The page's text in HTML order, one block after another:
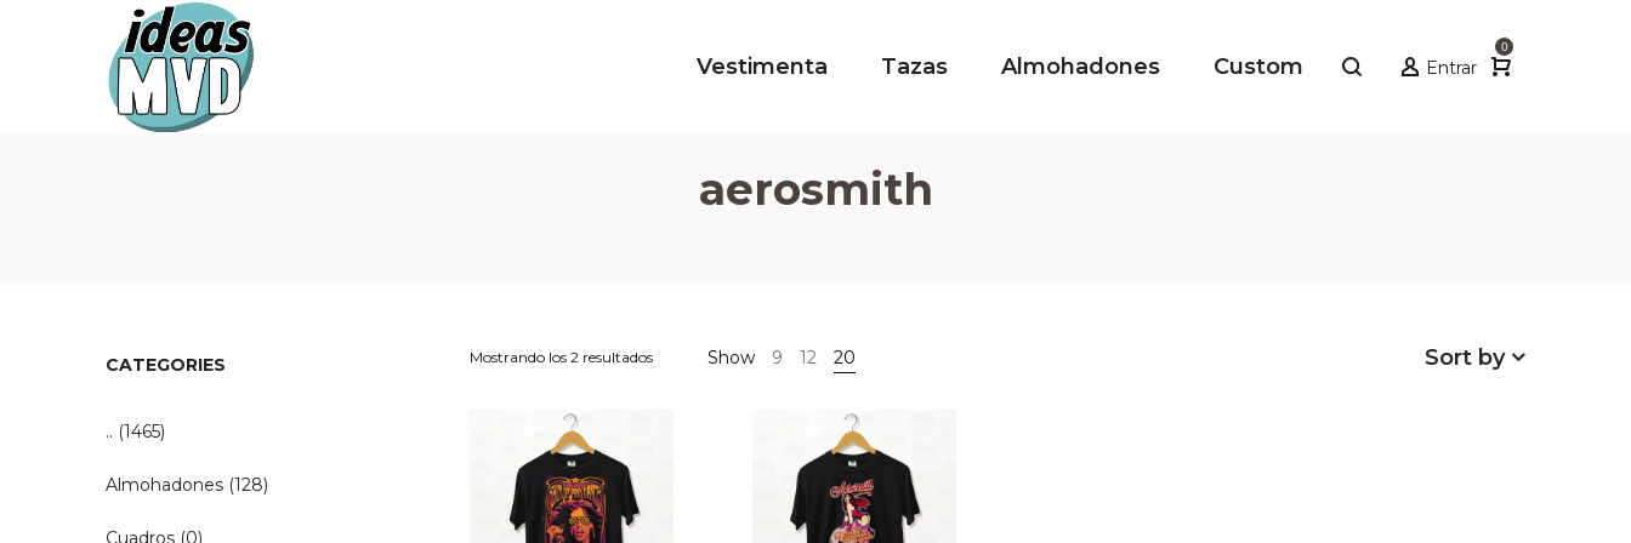
Ideas
Ideas Entrar
0
Vestimenta Tazas Almohadones Custom
aerosmith
Mostrando los 2 resultados Show 9 12 20 Sort by
CATEGORIES
.. (1465)
Almohadones (128)
Cuadros (0)